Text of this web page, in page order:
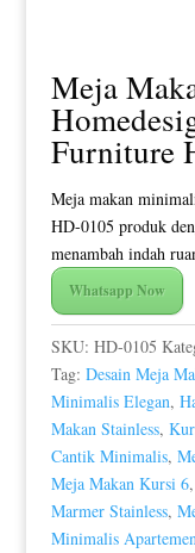
Meja
Furniture
Meja makan
HD-0105 produk
menambah indah
Whatsapp Now
SKU: HD-0105
Tag: Desain Meja
Minimalis Elegan,
Makan Stainless,
Cantik Minimalis,
Meja Makan Kursi 6,
Marmer Stainless,
Minimalis